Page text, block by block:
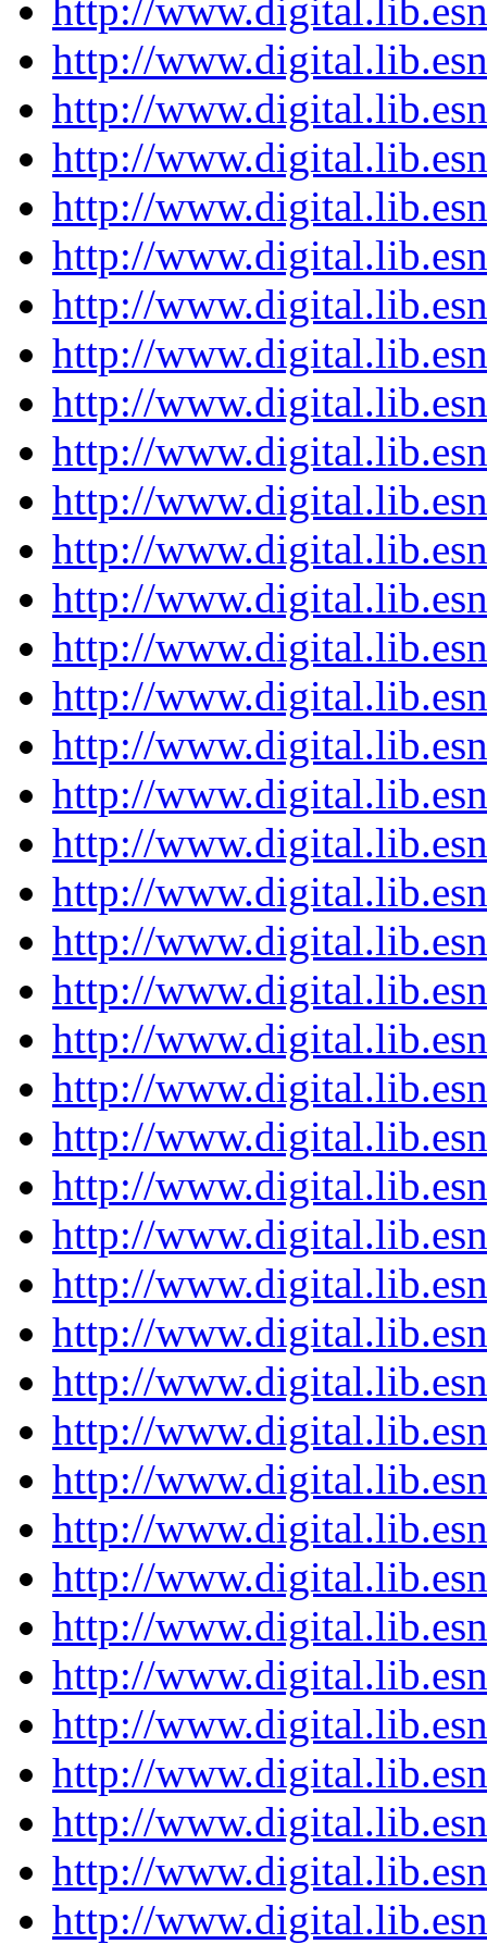
http://
http://
http://
http://
http://
http://
http://
http://
http://
http://
http://
http://
http://
http://
http://
http://
http://
http://
http://
http://
http://
http://
http://
http://
http://
http://
http://
http://
http://
http://
http://
http://
http://
http://
http://
http://
http://
http://
http://
http://